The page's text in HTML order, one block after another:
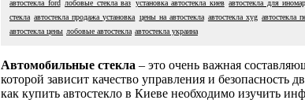
автостекла ford лобовые стекла ваз установка автостекла киев автостекла для
стекла автостекла продажа установка цены на автостекла автостекла xyg автостекла
автостекла цены лобовые автостекла автостекла украина
Автомобильные стекла – это очень важная
которой зависит качество управления и безопасность
как купить автостекло в Киеве необходимо изучить